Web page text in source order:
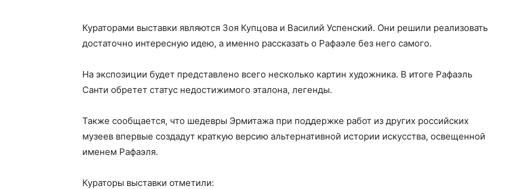
Кураторами выставки являются Зоя Купцова и Василий Успенский. Они решили реализовать
достаточно интересную идею, а именно рассказать о Рафаэле без него самого.
На экспозиции будет представлено всего несколько картин художника. В итоге Рафаэль
Санти обретет статус недостижимого эталона, легенды.
Также сообщается, что шедевры Эрмитажа при поддержке работ из других российских
музеев впервые создадут краткую версию альтернативной истории искусства, освещенной
именем Рафаэля.
Кураторы выставки отметили: